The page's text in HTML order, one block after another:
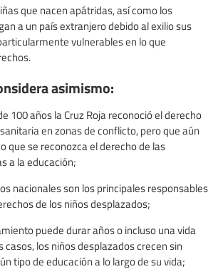
que nacen apátridas, así como los
a un país extranjero debido al exilio sus
vulnerables en lo que
asimismo:
100 años la Cruz Roja reconoció el derecho
en zonas de conflicto, pero que aún
que se reconozca el derecho de las
a la educación;
nacionales son los principales responsables
de los niños desplazados;
puede durar años o incluso una vida
casos, los niños desplazados crecen sin
tipo de educación a lo largo de su vida;